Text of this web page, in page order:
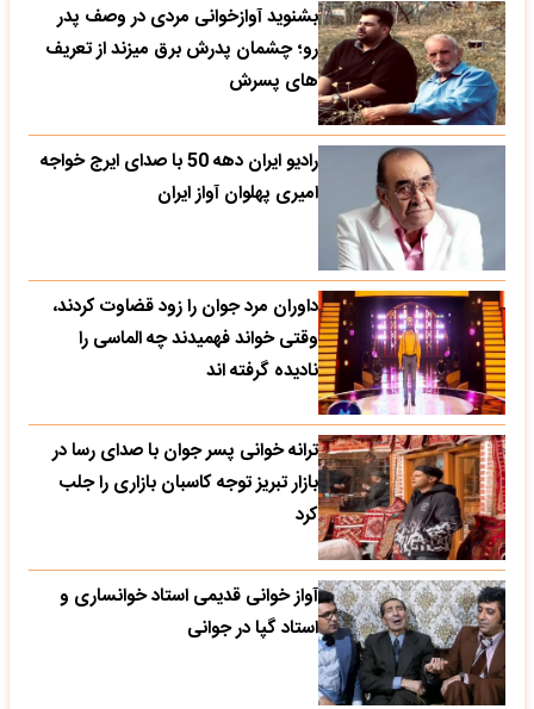
بشنوید آوازخوانی مردی در وصف پدر
رو؛ چشمان پدرش برق میزند از تعریف
های پسرش
رادیو ایران دهه 50 با صدای ایرج خواجه
امیری پهلوان آواز ایران
داوران مرد جوان را زود قضاوت کردند،
وقتی خواند فهمیدند چه الماسی را
نادیده گرفته اند
ترانه خوانی پسر جوان با صدای رسا در
بازار تبریز توجه کاسبان بازاری را جلب
کرد
آواز خوانی قدیمی استاد خوانساری و
استاد گپا در جوانی